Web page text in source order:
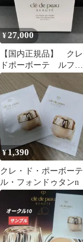
¥27,000
【国内正規品】 クレ
ドポーボーテ ルフォ
ンドゥタンn オークル
¥1,390
クレ・ド・ポーボーテ
ル・フォンドゥタンn